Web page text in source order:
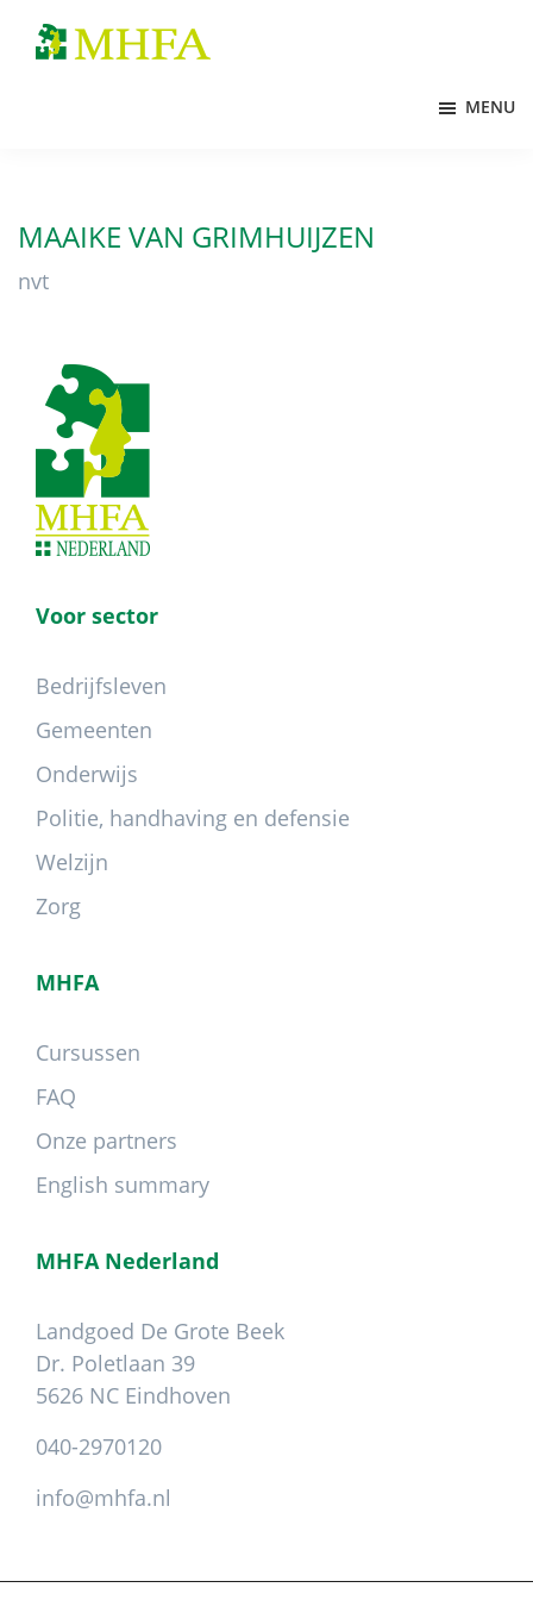
naar
naar
MENU
MAAIKE VAN GRIMHUIJZEN
nvt
Footer
Voor sector
Bedrijfsleven
Gemeenten
Onderwijs
Politie, handhaving en defensie
Welzijn
Zorg
MHFA
Cursussen
FAQ
Onze partners
English summary
MHFA Nederland
Landgoed De Grote Beek
Dr. Poletlaan 39
5626 NC Eindhoven
040-2970120
info@mhfa.nl